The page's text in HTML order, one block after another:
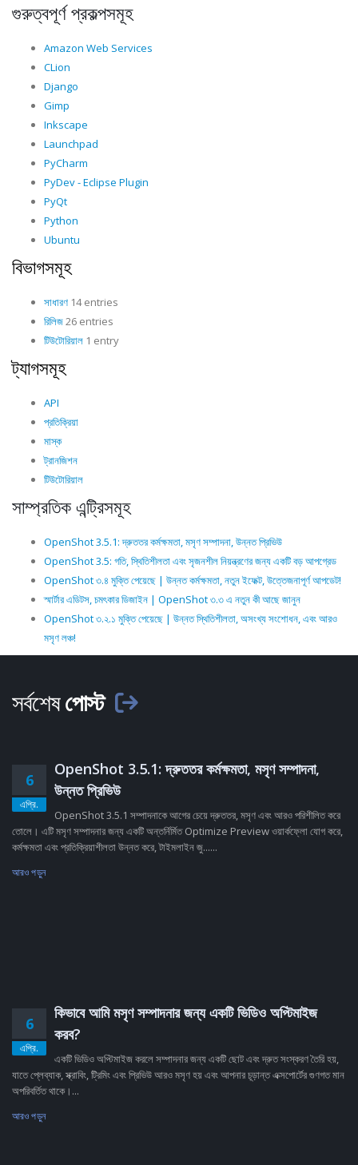
গুরুত্বপূর্ণ প্রকল্পসমূহ
Amazon Web Services
CLion
Django
Gimp
Inkscape
Launchpad
PyCharm
PyDev - Eclipse Plugin
PyQt
Python
Ubuntu
বিভাগসমূহ
সাধারণ 14 entries
রিলিজ26 entries
টিউটোরিয়াল 1 entry
ট্যাগসমূহ
API
প্রতিক্রিয়া
মাস্ক
ট্রানজিশন
টিউটোরিয়াল
সাম্প্রতিক এন্ট্রিসমূহ
OpenShot 3.5.1: দ্রুততর কর্মক্ষমতা, মসৃণ সম্পাদনা, উন্নত প্রিভিউ
OpenShot 3.5: গতি, স্থিতিশীলতা এবং সৃজনশীল নিয়ন্ত্রণের জন্য একটি বড় আপগ্রেড
OpenShot ৩.৪ মুক্তি পেয়েছে | উন্নত কর্মক্ষমতা, নতুন ইফেক্ট, উত্তেজনাপূর্ণ আপডেট!
স্মার্টার এডিটস, চমৎকার ডিজাইন | OpenShot ৩.৩ এ নতুন কী আছে জানুন
OpenShot ৩.২.১ মুক্তি পেয়েছে | উন্নত স্থিতিশীলতা, অসংখ্য সংশোধন, এবং আরও
মসৃণ লঞ্চ!
সর্বশেষপোস্ট
6
এপ্রি.
OpenShot 3.5.1: দ্রুততর কর্মক্ষমতা, মসৃণ সম্পাদনা,
উন্নত প্রিভিউ
OpenShot 3.5.1 সম্পাদনাকে আগের চেয়ে দ্রুততর, মসৃণ এবং আরও পরিশীলিত করে
তোলে। এটি মসৃণ সম্পাদনার জন্য একটি অন্তর্নির্মিত Optimize Preview ওয়ার্কফ্লো যোগ করে,
কর্মক্ষমতা এবং প্রতিক্রিয়াশীলতা উন্নত করে, টাইমলাইন জু......
আরও পড়ুন
6
এপ্রি.
কিভাবে আমি মসৃণ সম্পাদনার জন্য একটি ভিডিও অপ্টিমাইজ
করব?
একটি ভিডিও অপ্টিমাইজ করলে সম্পাদনার জন্য একটি ছোট এবং দ্রুত সংস্করণ তৈরি হয়,
যাতে প্লেব্যাক, স্ক্রাবিং, ট্রিমিং এবং প্রিভিউ আরও মসৃণ হয় এবং আপনার চূড়ান্ত এক্সপোর্টের গুণগত মান
অপরিবর্তিত থাকে।...
আরও পড়ুন